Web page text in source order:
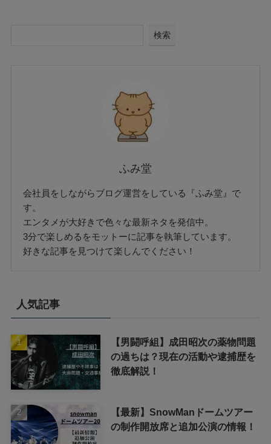
検索
ふみ堂
会社員をしながらブログ運営をしている『ふみ堂』で
す。
エンタメが大好きで色々な最新ネタを発信中。
3分で楽しめるをモットーに記事を執筆しています。
好きな記事を見つけて楽しんでください！
人気記事
【男闘呼組】成田昭次の薬物問題
の過ちは？現在の活動や逮捕歴を
徹底解説！
【最新】SnowManドームツアー
の制作開放席と追加公演の情報！